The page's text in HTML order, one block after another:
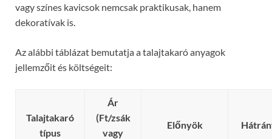
vagy színes kavicsok nemcsak praktikusak, hanem
dekoratívak is.
Az alábbi táblázat bemutatja a talajtakaró anyagok
jellemzőit és költségeit:
Talajtakaró
típus
Ár
(Ft/zsák
vagy
Előnyök